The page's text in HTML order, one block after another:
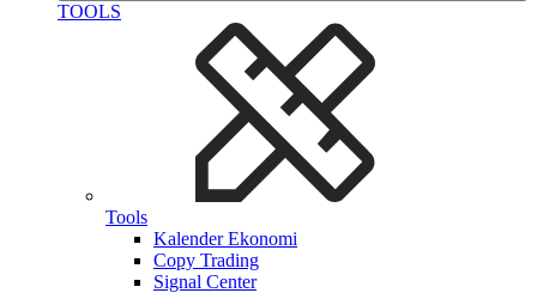
TOOLS
Tools
Kalender Ekonomi
Copy Trading
Signal Center